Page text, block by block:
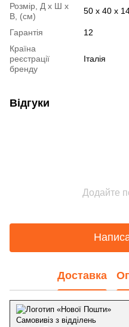
Розмір, Д х Ш х
В, (см)
50 x 40 x
Гарантія
12
Країна
реєстрації
бренду
Італія
Відгуки
Додайте
Доставка
Самовивіз з відділень